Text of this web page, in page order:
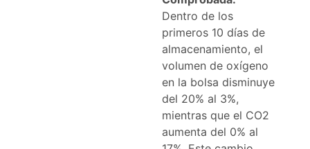
Dentro de los
primeros 10 días de
almacenamiento, el
volumen de oxígeno
en la bolsa disminuye
del 20% al 3%,
mientras que el CO2
aumenta del 0% al